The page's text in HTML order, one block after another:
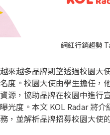
網紅行銷趨勢
越來越多品牌期望透過校園大
名度。校園大使由學生擔任，
資源，協助品牌在校園中進行
曝光度。本文 KOL Radar 將
務，並解析品牌招募校園大使